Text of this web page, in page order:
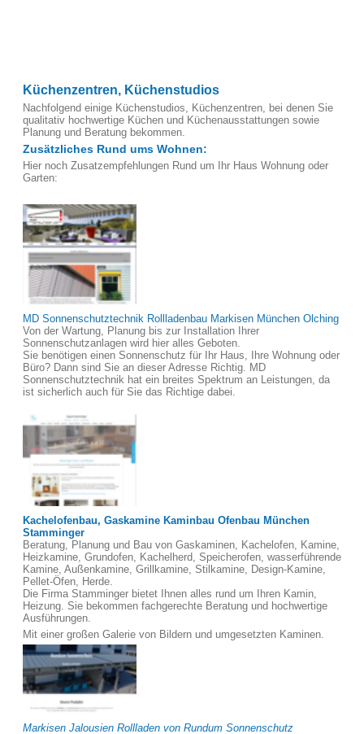
Küchenzentren, Küchenstudios
Nachfolgend einige Küchenstudios, Küchenzentren, bei denen Sie
qualitativ hochwertige Küchen und Küchenausstattungen sowie
Planung und Beratung bekommen.
Zusätzliches Rund ums Wohnen:
Hier noch Zusatzempfehlungen Rund um Ihr Haus Wohnung oder
Garten:
MD Sonnenschutztechnik Rollladenbau Markisen München Olching
Von der Wartung, Planung bis zur Installation Ihrer
Sonnenschutzanlagen wird hier alles Geboten.
Sie benötigen einen Sonnenschutz für Ihr Haus, Ihre Wohnung oder
Büro? Dann sind Sie an dieser Adresse Richtig. MD
Sonnenschutztechnik hat ein breites Spektrum an Leistungen, da
ist sicherlich auch für Sie das Richtige dabei.
Kachelofenbau, Gaskamine Kaminbau Ofenbau München
Stamminger
Beratung, Planung und Bau von Gaskaminen, Kachelofen, Kamine,
Heizkamine, Grundofen, Kachelherd, Speicherofen, wasserführende
Kamine, Außenkamine, Grillkamine, Stilkamine, Design-Kamine,
Pellet-Öfen, Herde.
Die Firma Stamminger bietet Ihnen alles rund um Ihren Kamin,
Heizung. Sie bekommen fachgerechte Beratung und hochwertige
Ausführungen.
Mit einer großen Galerie von Bildern und umgesetzten Kaminen.
Markisen Jalousien Rollladen von Rundum Sonnenschutz